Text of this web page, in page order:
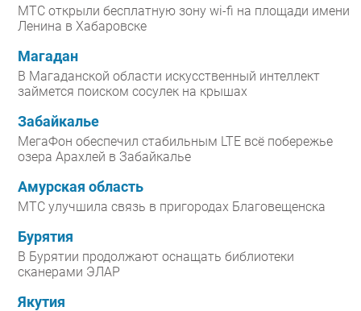
МТС открыли бесплатную зону wi-fi на площади имени
Ленина в Хабаровске
Магадан
В Магаданской области искусственный интеллект
займется поиском сосулек на крышах
Забайкалье
МегаФон обеспечил стабильным LTE всё побережье
озера Арахлей в Забайкалье
Амурская область
МТС улучшила связь в пригородах Благовещенска
Бурятия
В Бурятии продолжают оснащать библиотеки
сканерами ЭЛАР
Якутия